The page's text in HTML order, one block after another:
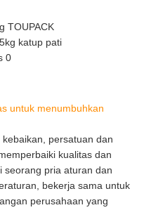
untuk menumbuhkan
persatuan dan
kualitas dan
seorang pria aturan dan
bekerja sama untuk
perusahaan yang